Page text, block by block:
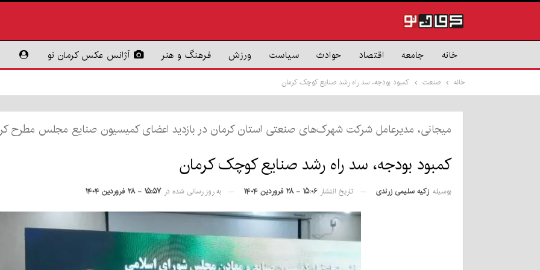
خانه جامعه اقتصاد حوادث سیاست ورزش فرهنگ و هنر آژانس عکس کرمان نو
خانه صنعت کمبود بودجه، سد راه رشد صنایع کوچک کرمان
میجانی، مدیرعامل شرکت شهرک‌های صنعتی استان کرمان در بازدید اعضای کمیسیون صنایع مجلس مطرح
کمبود بودجه، سد راه رشد صنایع کوچک کرمان
بوسیله زکیه سلیمی زرندی تاریخ انتشار ۱۵:۰۶ - ۲۸ فروردین ۱۴۰۴ به روز رسانی شده در ۱۵:۵۷ - ۲۸ فروردین ۱۴۰۴